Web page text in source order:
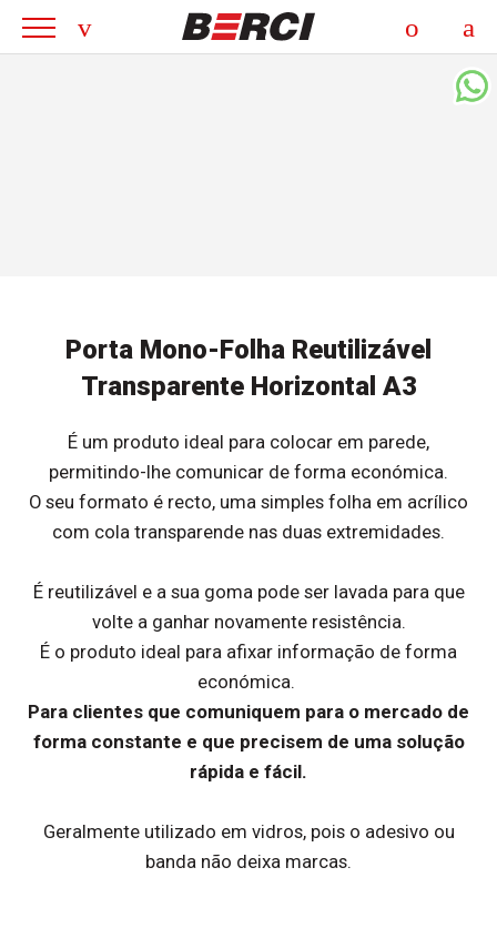
Porta Mono-Folha Reutilizável
Transparente Horizontal A3
É um produto ideal para colocar em parede,
permitindo-lhe comunicar de forma económica.
O seu formato é recto, uma simples folha em acrílico
com cola transparende nas duas extremidades.
É reutilizável e a sua goma pode ser lavada para que
volte a ganhar novamente resistência.
É o produto ideal para afixar informação de forma
económica.
Para clientes que comuniquem para o mercado de
forma constante e que precisem de uma solução
rápida e fácil.
Geralmente utilizado em vidros, pois o adesivo ou
banda não deixa marcas.